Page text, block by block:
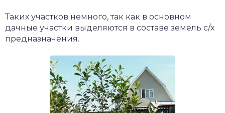
Таких участков немного, так как в основном
дачные участки выделяются в составе земель с/х
предназначения.